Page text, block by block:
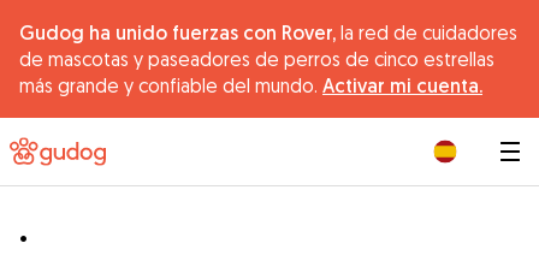
Gudog ha unido fuerzas con Rover, la red de cuidadores
de mascotas y paseadores de perros de cinco estrellas
más grande y confiable del mundo. Activar mi cuenta.
.